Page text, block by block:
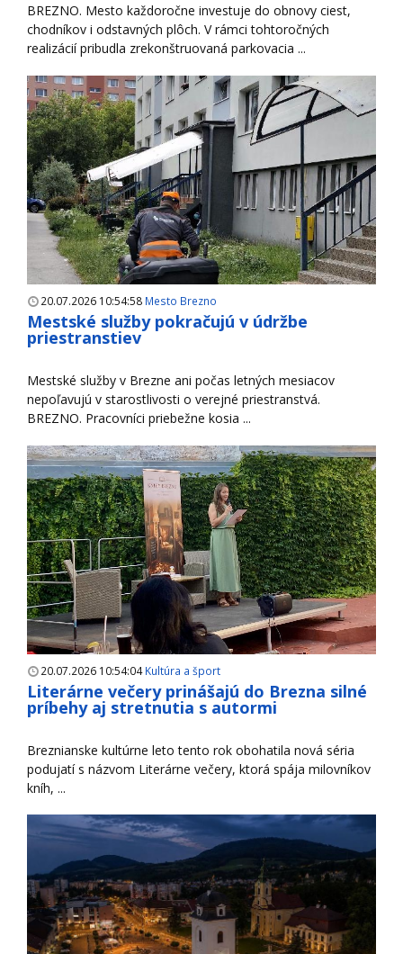
BREZNO. Mesto každoročne investuje do obnovy ciest,
chodníkov i odstavných plôch. V rámci tohtoročných
realizácií pribudla zrekonštruovaná parkovacia ...
20.07.2026 10:54:58 Mesto Brezno
Mestské služby pokračujú v údržbe
priestranstiev
Mestské služby v Brezne ani počas letných mesiacov
nepoľavujú v starostlivosti o verejné priestranstvá.
BREZNO. Pracovníci priebežne kosia ...
20.07.2026 10:54:04Kultúra a šport
Literárne večery prinášajú do Brezna silné
príbehy aj stretnutia s autormi
Breznianske kultúrne leto tento rok obohatila nová séria
podujatí s názvom Literárne večery, ktorá spája milovníkov
kníh, ...